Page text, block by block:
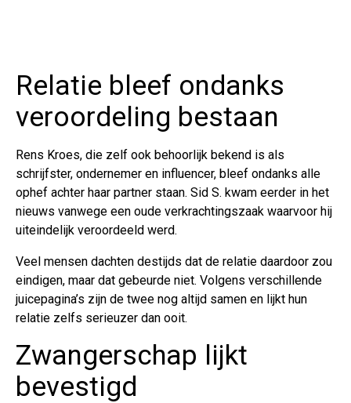
Relatie bleef ondanks
veroordeling bestaan
Rens Kroes, die zelf ook behoorlijk bekend is als
schrijfster, ondernemer en influencer, bleef ondanks alle
ophef achter haar partner staan. Sid S. kwam eerder in het
nieuws vanwege een oude verkrachtingszaak waarvoor hij
uiteindelijk veroordeeld werd.
Veel mensen dachten destijds dat de relatie daardoor zou
eindigen, maar dat gebeurde niet. Volgens verschillende
juicepagina’s zijn de twee nog altijd samen en lijkt hun
relatie zelfs serieuzer dan ooit.
Zwangerschap lijkt
bevestigd